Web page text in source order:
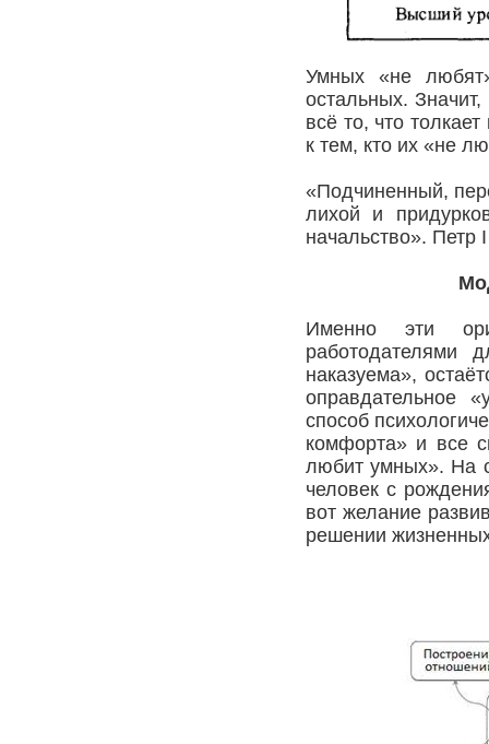
Умных «не
остальных.
всё то, что
к тем, кто их «не
«Подчиненный,
лихой и
начальство».
Именно эти
работодателями
наказуема»,
оправдательное
способ
комфорта» и все
любит умных». На
человек с
вот желание
решении